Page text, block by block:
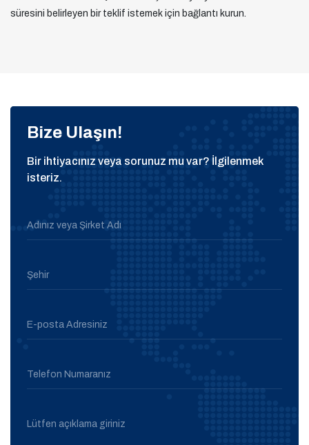
süresini belirleyen bir teklif istemek için bağlantı kurun.
Bize Ulaşın!
Bir ihtiyacınız veya sorunuz mu var? İlgilenmek
isteriz.
Adınız veya Şirket Adı
Şehir
E-posta Adresiniz
Telefon Numaranız
Lütfen açıklama giriniz